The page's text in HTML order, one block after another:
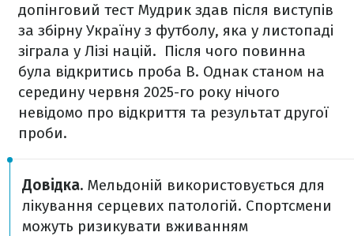
допінговий тест Мудрик здав після виступів
за збірну Україну з футболу, яка у листопаді
зіграла у Лізі націй. Після чого повинна
була відкритись проба В. Однак станом на
середину червня 2025-го року нічого
невідомо про відкриття та результат другої
проби.
Довідка. Мельдоній використовується для
лікування серцевих патологій. Спортсмени
можуть ризикувати вживанням